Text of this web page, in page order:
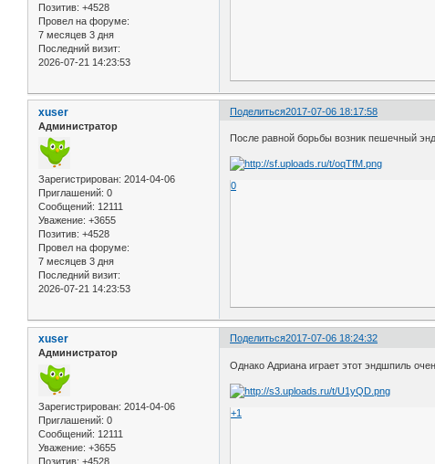
Позитив: +4528
Провел на форуме:
7 месяцев 3 дня
Последний визит:
2026-07-21 14:23:53
Поделиться2017-07-06 18:17:58
xuser
Администратор
Зарегистрирован: 2014-04-06
Приглашений: 0
Сообщений: 12111
Уважение: +3655
Позитив: +4528
Провел на форуме:
7 месяцев 3 дня
Последний визит:
2026-07-21 14:23:53
После равной борьбы возник пешечный
0
Поделиться2017-07-06 18:24:32
xuser
Администратор
Зарегистрирован: 2014-04-06
Приглашений: 0
Сообщений: 12111
Уважение: +3655
Позитив: +4528
Однако Адриана играет этот эндшпиль
+1